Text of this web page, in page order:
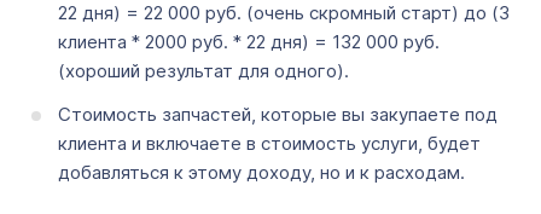
22 дня) = 22 000 руб. (очень скромный старт) до (3
клиента * 2000 руб. * 22 дня) = 132 000 руб.
(хороший результат для одного).
Стоимость запчастей, которые вы закупаете под
клиента и включаете в стоимость услуги, будет
добавляться к этому доходу, но и к расходам.